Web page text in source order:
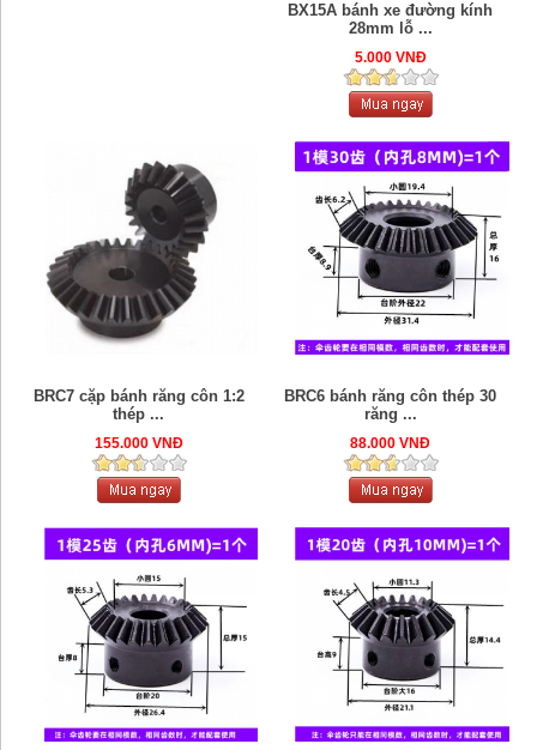
BX15A bánh xe đường kính
28mm lỗ ...
5.000 VNĐ
BRC7 cặp bánh răng côn 1:2
thép ...
155.000 VNĐ
BRC6 bánh răng côn thép 30
răng ...
88.000 VNĐ